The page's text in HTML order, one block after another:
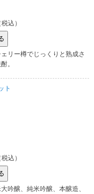
込）
リー樽でじっくりと熟成さ
。
ト
込）
吟醸、純米吟醸、本醸造、